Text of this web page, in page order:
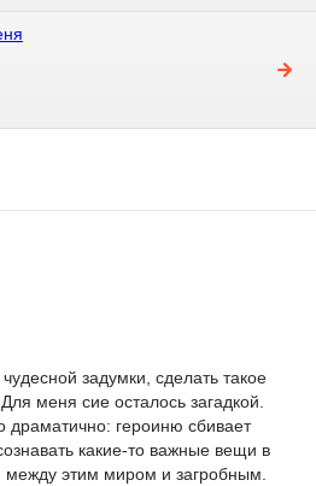
задумки, сделать такое
меня сие осталось загадкой.
драматично: героиню сбивает
какие-то важные вещи в
между этим миром и загробным.